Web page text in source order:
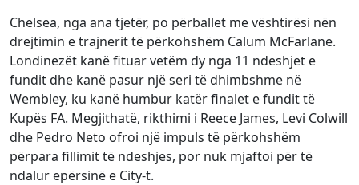
Chelsea, nga ana tjetër, po përballet me vështirësi nën
drejtimin e trajnerit të përkohshëm Calum McFarlane.
Londinezët kanë fituar vetëm dy nga 11 ndeshjet e
fundit dhe kanë pasur një seri të dhimbshme në
Wembley, ku kanë humbur katër finalet e fundit të
Kupës FA. Megjithatë, rikthimi i Reece James, Levi Colwill
dhe Pedro Neto ofroi një impuls të përkohshëm
përpara fillimit të ndeshjes, por nuk mjaftoi për të
ndalur epërsinë e City-t.